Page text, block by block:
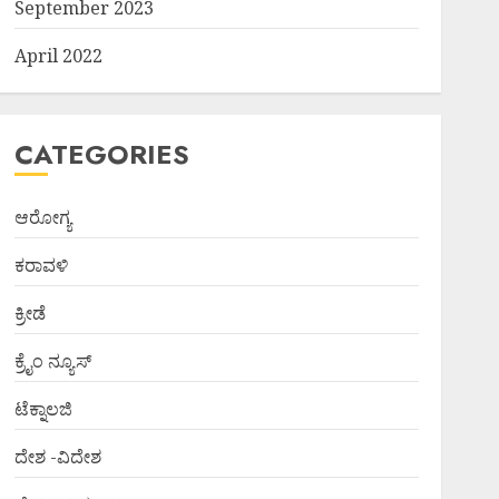
September 2023
April 2022
CATEGORIES
ಆರೋಗ್ಯ
ಕರಾವಳಿ
ಕ್ರೀಡೆ
ಕ್ರೈಂ ನ್ಯೂಸ್
ಟೆಕ್ನಾಲಜಿ
ದೇಶ -ವಿದೇಶ